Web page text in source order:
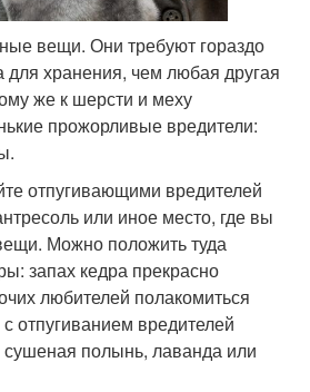
вещи. Они требуют гораздо
для хранения, чем любая другая
же к шерсти и меху
прожорливые вредители:
отпугивающими вредителей
или иное место, где вы
Можно положить туда
запах кедра прекрасно
любителей полакомиться
отпугиванием вредителей
сушеная полынь, лаванда или